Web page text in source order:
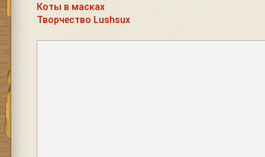
Коты в масках
Творчество Lushsux